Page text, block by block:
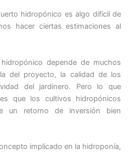
hidropónico es algo difícil de
hacer ciertas estimaciones al
depende de muchos
del proyecto, la calidad de los
del jardinero. Pero lo que
que los cultivos hidropónicos
un retorno de inversión bien
implicado en la hidroponía,